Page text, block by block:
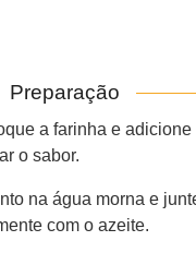
Preparação
a farinha e adicione
o sabor.
na água morna e
com o azeite.